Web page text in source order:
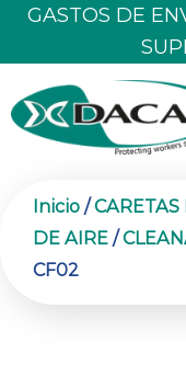
GASTOS DE
Inicio /
DE AIRE /
CF02